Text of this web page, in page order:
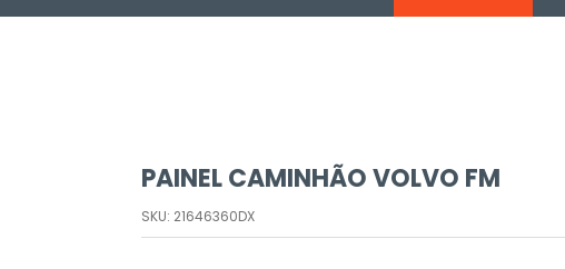
PAINEL CAMINHÃO VOLVO FM
SKU: 21646360DX